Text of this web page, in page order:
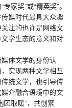
奖”或“精英奖”。
媒时代最具大众趣
注的也许是网络文
学生态的意义和对
体文学的身份认
实现两种文学相互
统文学，也引导传
介融合语境中的文
团取暖”，共创繁